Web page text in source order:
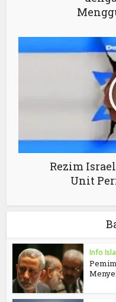
Rezim
Unit
Info